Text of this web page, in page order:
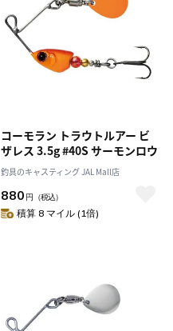
コーモラン トラウトルアー ビ
ザレス 3.5g #40S サーモンロウ
釣具のキャスティング JAL Mall店
880 円 （税込）
積算 8 マイル (1倍)